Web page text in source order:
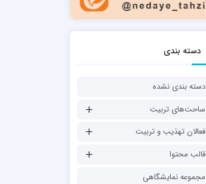
دسته بندی
دسته بندی نشده
ساحت‌های تربیت
فعالان تهذیب و تربیت
قالب محتوا
مجموعه نمایشگاهی